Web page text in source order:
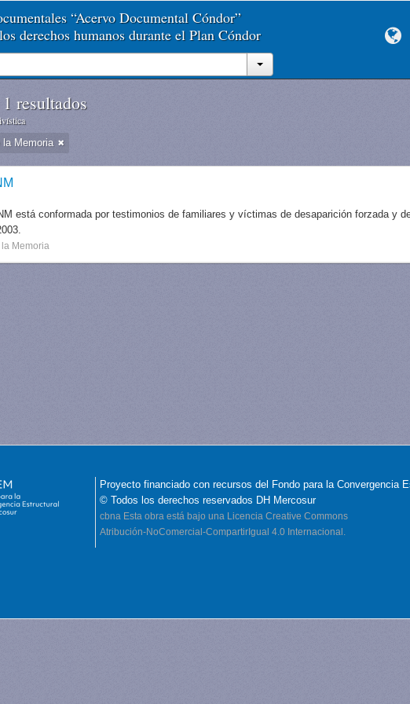
“Acervo Documental Cóndor”
derechos humanos durante el Plan Cóndor
resultados
Memoria
está conformada por testimonios de familiares y víctimas de desaparición forzada y
Memoria
Proyecto financiado con recursos del Fondo para la Convergencia
© Todos los derechos reservados DH Mercosur
cbna Esta obra está bajo una Licencia Creative Commons
Atribución-NoComercial-CompartirIgual 4.0 Internacional.